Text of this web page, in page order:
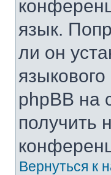
язык.
ли он
phpBB на
получить
Вернуться к